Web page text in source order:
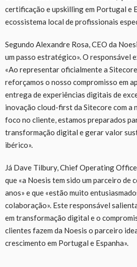
certificação e upskilling em Portugal e
ecossistema local de profissionais
Segundo Alexandre Rosa, CEO da
um passo estratégico». O responsável
«Ao representar oficialmente a
reforçamos o nosso compromisso em
entrega de experiências digitais de
inovação cloud-first da Sitecore com a
foco no cliente, estamos preparados
transformação digital e gerar valor
ibérico».
Já Dave Tilbury, Chief Operating
que «a Noesis tem sido um parceiro de
anos» e que «estão muito
colaboração». Este responsável
em transformação digital e o
clientes fazem da Noesis o parceiro
crescimento em Portugal e Espanha».